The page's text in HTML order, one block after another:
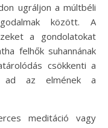
ugráljon a múltbéli
között. A
a gondolatokat
felhők suhannának
csökkenti a
ad az elmének a
meditáció vagy